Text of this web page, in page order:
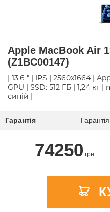
Apple MacBook Air
(Z1BC00147)
| 13,6 " | IPS | 2560x1664 |
GPU | SSD: 512 ГБ | 1,24 кг
синій |
Гарантія
74250 грн